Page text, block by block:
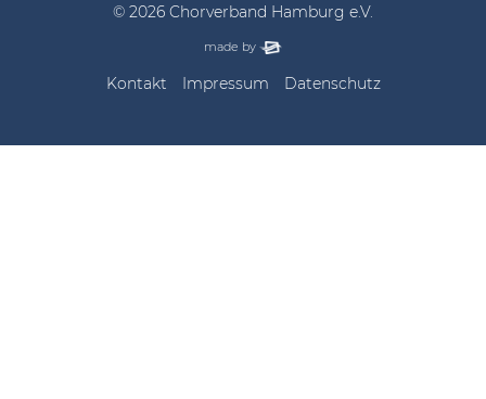
© 2026 Chorverband Hamburg e.V.
made by elbsite, Hamburg
Kontakt Impressum Datenschutz